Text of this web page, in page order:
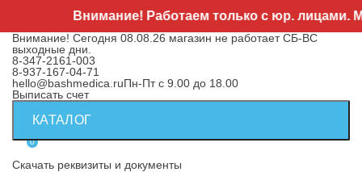
Внимание! Работаем только с юр. лицами.
Внимание! Сегодня 08.08.26 магазин не работает СБ-ВС
выходные дни.
8-347-2161-003
8-937-167-04-71
hello@bashmedica.ruПн-Пт с 9.00 до 18.00
Выписать счет
КАТАЛОГ
0
Скачать реквизиты и документы